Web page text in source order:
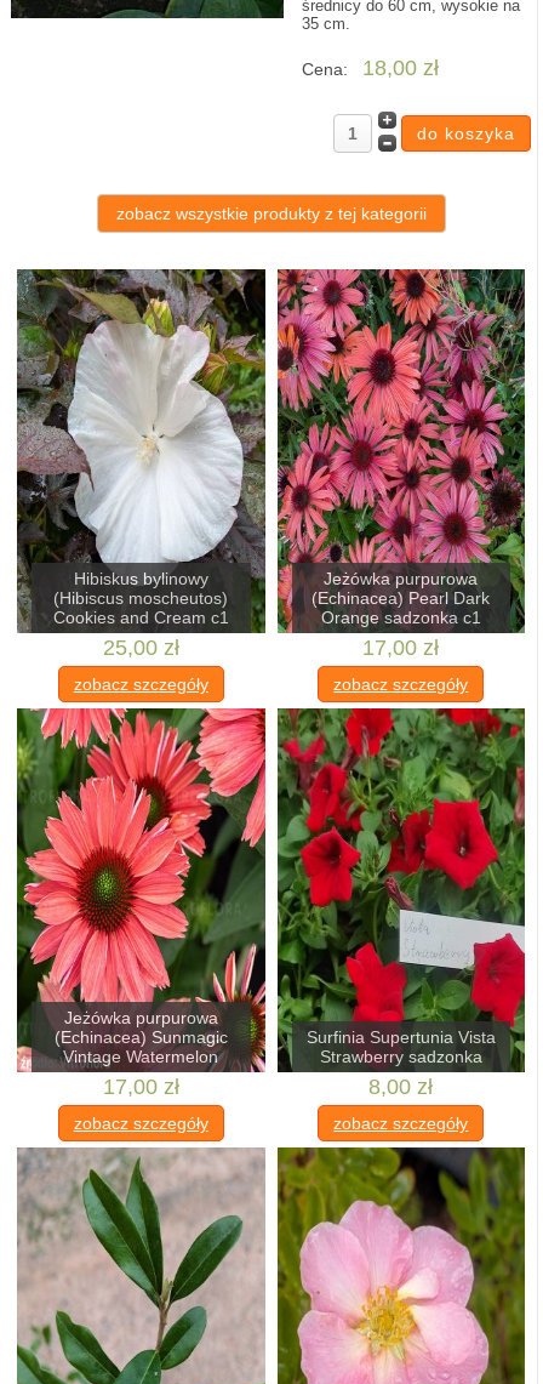
średnicy do 60 cm, wysokie na
35 cm.
Cena: 18,00 zł
zobacz wszystkie produkty z tej kategorii
Hibiskus bylinowy
(Hibiscus moscheutos)
Cookies and Cream c1
25,00 zł
zobacz szczegóły
Jeżówka purpurowa
(Echinacea) Pearl Dark
Orange sadzonka c1
17,00 zł
zobacz szczegóły
Jeżówka purpurowa
(Echinacea) Sunmagic
Vintage Watermelon
17,00 zł
zobacz szczegóły
Surfinia Supertunia Vista
Strawberry sadzonka
8,00 zł
zobacz szczegóły